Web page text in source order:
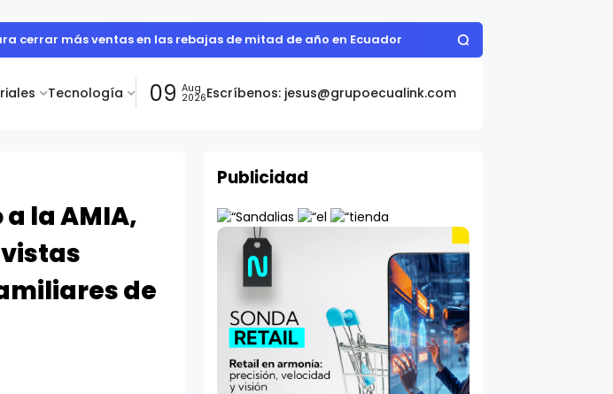
Tecnología 09 Aug
2026Escríbenos: jesus@grupoecualink.com
cerrar más ventas en las rebajas de mitad de año en Ecuador
la AMIA,
de
Publicidad